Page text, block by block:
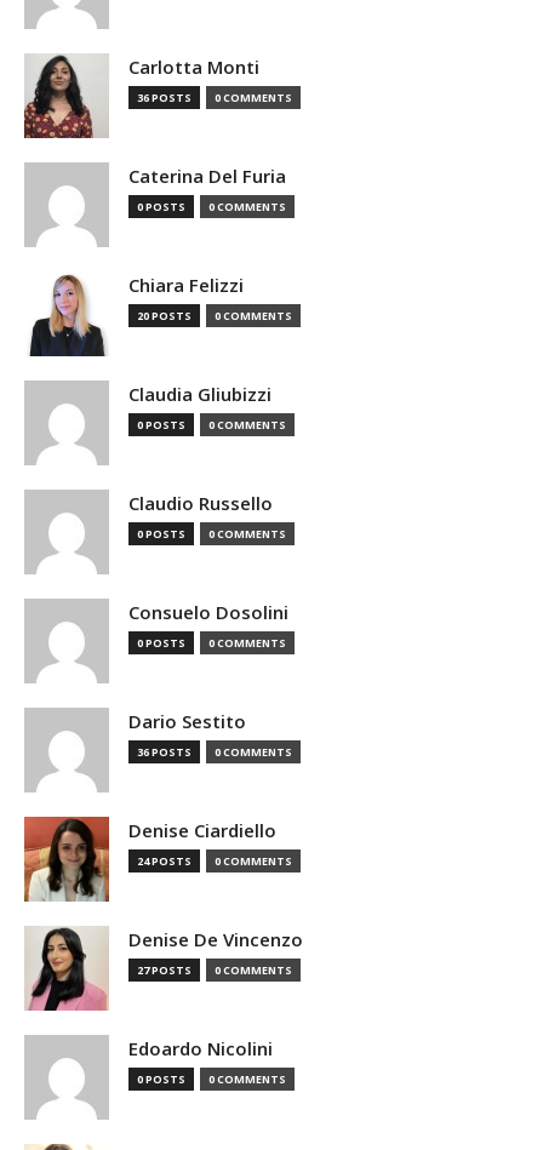
Carlotta Monti
36 POSTS 0 COMMENTS
Caterina Del Furia
0 POSTS 0 COMMENTS
Chiara Felizzi
20 POSTS 0 COMMENTS
Claudia Gliubizzi
0 POSTS 0 COMMENTS
Claudio Russello
0 POSTS 0 COMMENTS
Consuelo Dosolini
0 POSTS 0 COMMENTS
Dario Sestito
36 POSTS 0 COMMENTS
Denise Ciardiello
24 POSTS 0 COMMENTS
Denise De Vincenzo
27 POSTS 0 COMMENTS
Edoardo Nicolini
0 POSTS 0 COMMENTS